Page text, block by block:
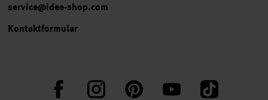
service@idee-shop.com
Kontaktformular
FacebookInstagram PinterestYouTube TikTok